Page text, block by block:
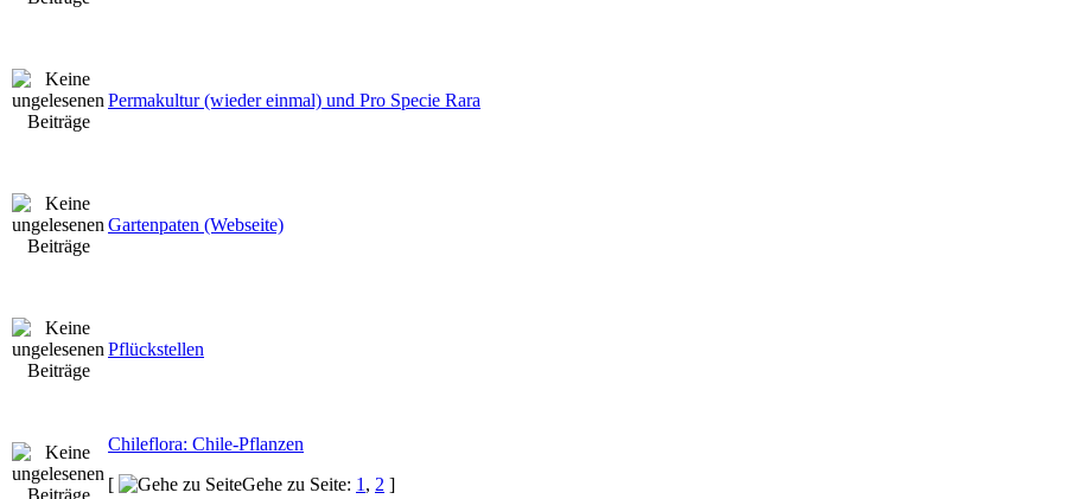
Permakultur (wieder einmal) und Pro Specie Rara
Gartenpaten (Webseite)
Pflückstellen
Chileflora: Chile-Pflanzen
[
Gehe zu Seite: 1 , 2 ]